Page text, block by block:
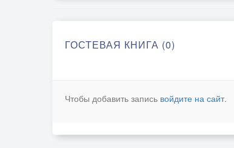
ГОСТЕВАЯ КНИГА (0)
Чтобы добавить запись войдите на сайт.